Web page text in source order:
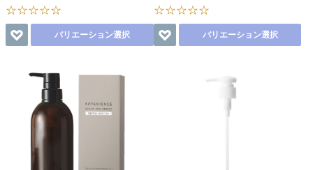
☆☆☆☆☆
バリエーション選択
☆☆☆☆☆
バリエーション選択